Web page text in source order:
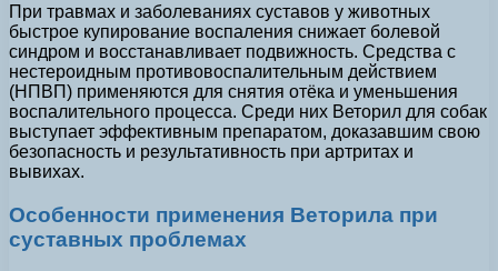
При травмах и заболеваниях суставов у животных
быстрое купирование воспаления снижает болевой
синдром и восстанавливает подвижность. Средства с
нестероидным противовоспалительным действием
(НПВП) применяются для снятия отёка и уменьшения
воспалительного процесса. Среди них Веторил для собак
выступает эффективным препаратом, доказавшим свою
безопасность и результативность при артритах и
вывихах.
Особенности применения Веторила при
суставных проблемах